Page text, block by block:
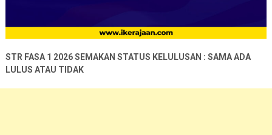
STR FASA 1 2026 SEMAKAN STATUS KELULUSAN : SAMA ADA
LULUS ATAU TIDAK